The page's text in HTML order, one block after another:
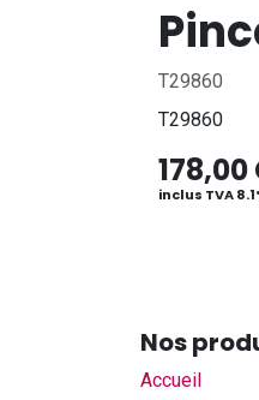
T29860
T29860
178,00
inclus TVA
Nos
Accueil